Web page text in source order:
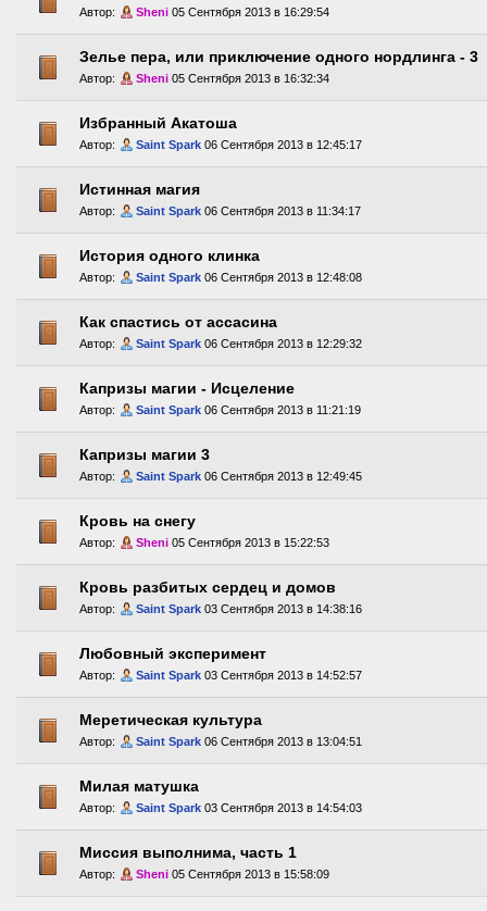
Автор: Sheni 05 Сентября 2013 в 16:29:54
Зелье пера, или приключение одного нордлинга - 3
Автор: Sheni 05 Сентября 2013 в 16:32:34
Избранный Акатоша
Автор: Saint Spark 06 Сентября 2013 в 12:45:17
Истинная магия
Автор: Saint Spark 06 Сентября 2013 в 11:34:17
История одного клинка
Автор: Saint Spark 06 Сентября 2013 в 12:48:08
Как спастись от ассасина
Автор: Saint Spark 06 Сентября 2013 в 12:29:32
Капризы магии - Исцеление
Автор: Saint Spark 06 Сентября 2013 в 11:21:19
Капризы магии 3
Автор: Saint Spark 06 Сентября 2013 в 12:49:45
Кровь на снегу
Автор: Sheni 05 Сентября 2013 в 15:22:53
Кровь разбитых сердец и домов
Автор: Saint Spark 03 Сентября 2013 в 14:38:16
Любовный эксперимент
Автор: Saint Spark 03 Сентября 2013 в 14:52:57
Меретическая культура
Автор: Saint Spark 06 Сентября 2013 в 13:04:51
Милая матушка
Автор: Saint Spark 03 Сентября 2013 в 14:54:03
Миссия выполнима, часть 1
Автор: Sheni 05 Сентября 2013 в 15:58:09